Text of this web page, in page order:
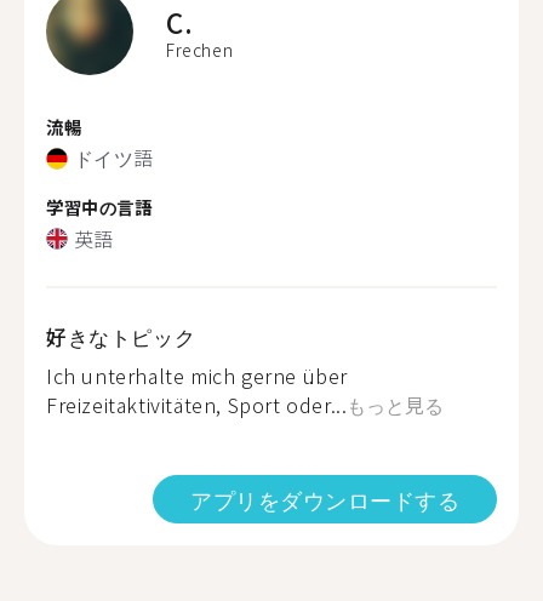
C.
Frechen
流暢
ドイツ語
学習中の言語
英語
好きなトピック
Ich unterhalte mich gerne über
Freizeitaktivitäten, Sport oder...もっと見る
アプリをダウンロードする